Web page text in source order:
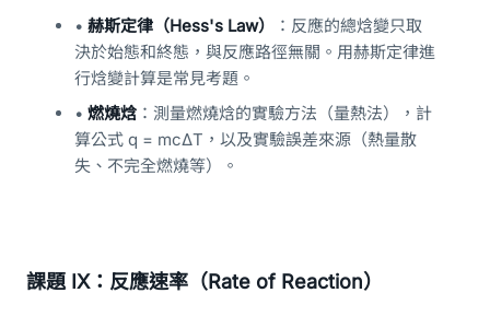
• 赫斯定律（Hess's Law）
：反應的總焓變只取
決於始態和終態，與反應路徑無關。用赫斯定律進
行焓變計算是常見考題。
• 燃燒焓 ：測量燃燒焓的實驗方法（量熱法），計
算公式 q = mcΔT，以及實驗誤差來源（熱量散
失、不完全燃燒等）。
課題 IX：反應速率（Rate of Reaction）